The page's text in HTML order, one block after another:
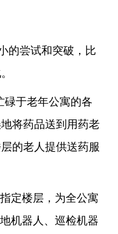
的尝试和突破，比
碌于老年公寓的各
将药品送到用药老
的老人提供送药服
定楼层，为全公寓
机器人、巡检机器